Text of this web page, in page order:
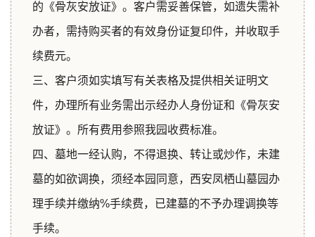
的《骨灰安放证》。客户需妥善保管，如遗失需补
办者，需持购买者的有效身份证复印件，并收取手
续费元。
三、客户须如实填写有关表格及提供相关证明文
件，办理所有业务需出示经办人身份证和《骨灰安
放证》。所有费用参照我园收费标准。
四、墓地一经认购，不得退换、转让或炒作，未建
墓的如欲调换，须经本园同意，西安凤栖山墓园办
理手续并缴纳%手续费，已建墓的不予办理调换等
手续。